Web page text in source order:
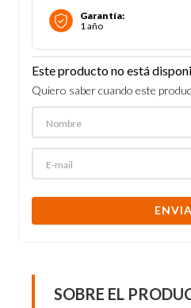
Garantía:
1 año
Este producto no está
Quiero saber cuando este
SOBRE EL